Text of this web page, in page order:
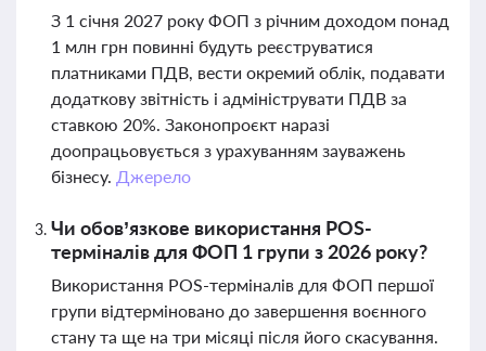
З 1 січня 2027 року ФОП з річним доходом понад
1 млн грн повинні будуть реєструватися
платниками ПДВ, вести окремий облік, подавати
додаткову звітність і адмініструвати ПДВ за
ставкою 20%. Законопроєкт наразі
доопрацьовується з урахуванням зауважень
бізнесу. Джерело
Чи обов’язкове використання POS-
терміналів для ФОП 1 групи з 2026 року?
Використання POS-терміналів для ФОП першої
групи відтерміновано до завершення воєнного
стану та ще на три місяці після його скасування.